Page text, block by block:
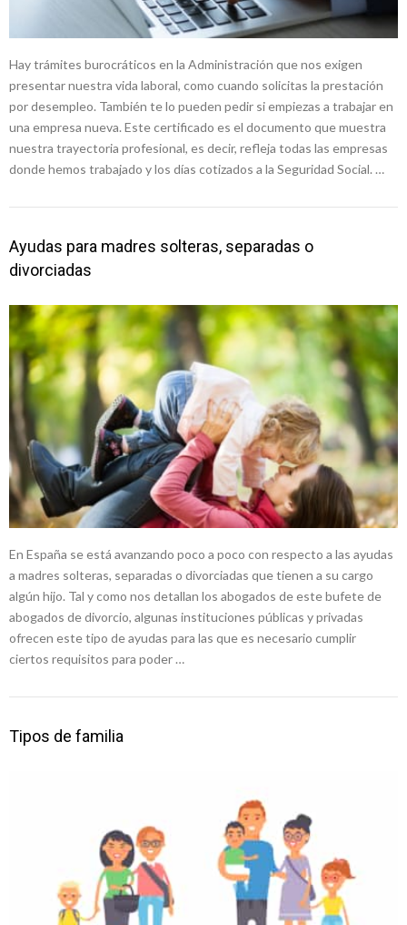
Hay trámites burocráticos en la Administración que nos exigen
presentar nuestra vida laboral, como cuando solicitas la prestación
por desempleo. También te lo pueden pedir si empiezas a trabajar en
una empresa nueva. Este certificado es el documento que muestra
nuestra trayectoria profesional, es decir, refleja todas las empresas
donde hemos trabajado y los días cotizados a la Seguridad Social. …
Ayudas para madres solteras, separadas o
divorciadas
En España se está avanzando poco a poco con respecto a las ayudas
a madres solteras, separadas o divorciadas que tienen a su cargo
algún hijo. Tal y como nos detallan los abogados de este bufete de
abogados de divorcio, algunas instituciones públicas y privadas
ofrecen este tipo de ayudas para las que es necesario cumplir
ciertos requisitos para poder …
Tipos de familia